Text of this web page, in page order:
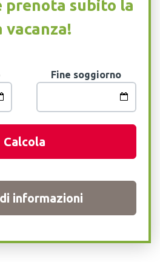
prenota subito la
vacanza!
Fine soggiorno
Calcola
informazioni